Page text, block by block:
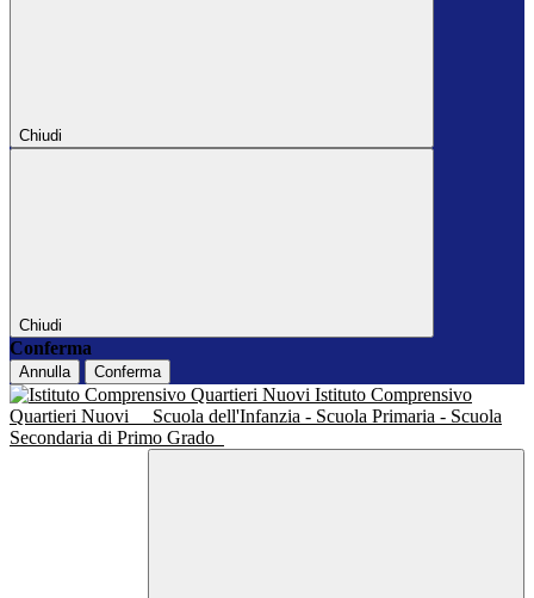
Chiudi
Chiudi
Conferma
Annulla Conferma
Istituto Comprensivo
Quartieri Nuovi
Scuola dell'Infanzia - Scuola Primaria - Scuola
Secondaria di Primo Grado